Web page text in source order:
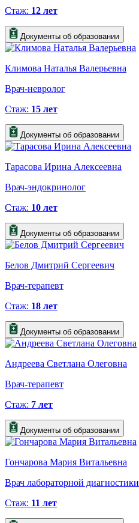
Стаж: 12 лет
Документы об образовании
Климова Наталья Валерьевна
Врач-невролог
Стаж: 15 лет
Документы об образовании
Тарасова Ирина Алексеевна
Врач-эндокринолог
Стаж: 10 лет
Документы об образовании
Белов Дмитрий Сергеевич
Врач-терапевт
Стаж: 18 лет
Документы об образовании
Андреева Светлана Олеговна
Врач-терапевт
Стаж: 7 лет
Документы об образовании
Гончарова Мария Витальевна
Врач лабораторной диагностики
Стаж: 11 лет